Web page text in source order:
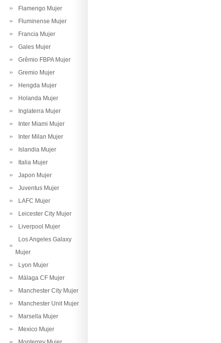
Flamengo Mujer
Fluminense Mujer
Francia Mujer
Gales Mujer
Grêmio FBPA Mujer
Gremio Mujer
Hengda Mujer
Holanda Mujer
Inglaterra Mujer
Inter Miami Mujer
Inter Milan Mujer
Islandia Mujer
Italia Mujer
Japon Mujer
Juventus Mujer
LAFC Mujer
Leicester City Mujer
Liverpool Mujer
Los Angeles Galaxy
Mujer
Lyon Mujer
Málaga CF Mujer
Manchester City Mujer
Manchester Unit Mujer
Marsella Mujer
Mexico Mujer